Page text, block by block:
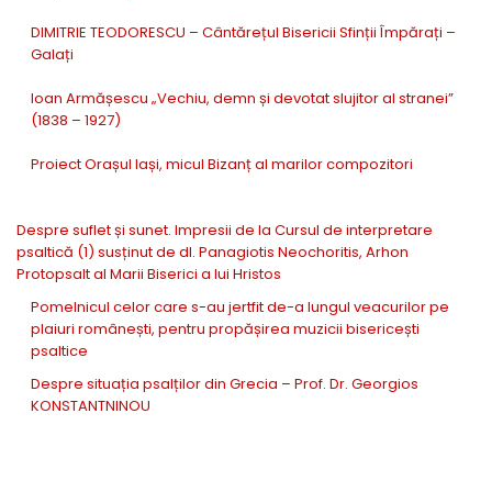
DIMITRIE TEODORESCU – Cântărețul Bisericii Sfinții Împărați –
Galați
Ioan Armășescu „Vechiu, demn și devotat slujitor al stranei”
(1838 – 1927)
Proiect Orașul Iași, micul Bizanț al marilor compozitori
Despre suflet și sunet. Impresii de la Cursul de interpretare
psaltică (1) susținut de dl. Panagiotis Neochoritis, Arhon
Protopsalt al Marii Biserici a lui Hristos
Pomelnicul celor care s-au jertfit de-a lungul veacurilor pe
plaiuri românești, pentru propășirea muzicii bisericești
psaltice
Despre situația psalților din Grecia – Prof. Dr. Georgios
KONSTANTNINOU